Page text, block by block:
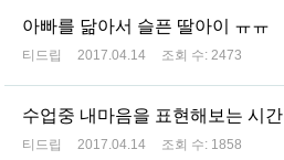
아빠를 닮아서 슬픈 딸아이 ㅠㅠ
티드립 2017.04.14 조회 수: 2473
수업중 내마음을 표현해보는 시간
티드립 2017.04.14 조회 수: 1858